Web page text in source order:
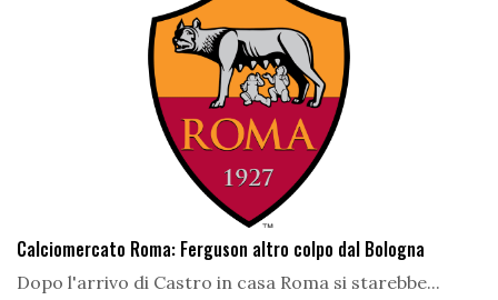
Calciomercato Roma: Ferguson altro colpo dal Bologna
Dopo l'arrivo di Castro in casa Roma si starebbe...